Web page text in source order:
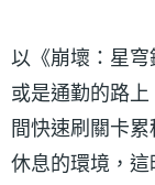
以《崩壞：星
或是通勤的路
間快速刷關卡
休息的環境，